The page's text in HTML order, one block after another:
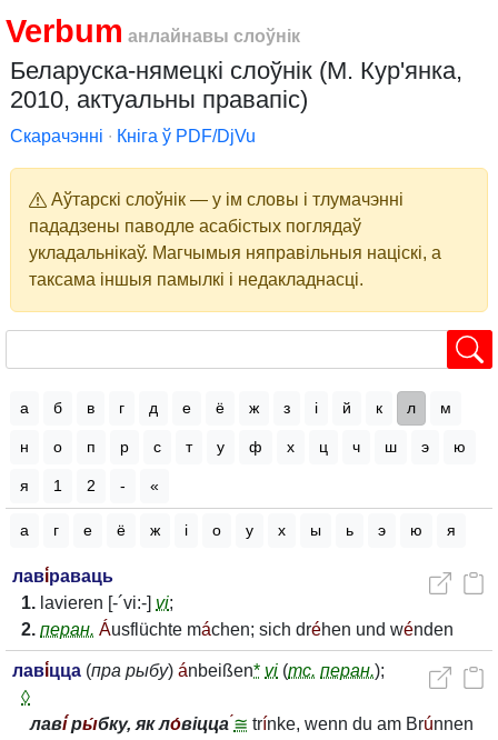
Verbum анлайнавы слоўнік
Беларуска-нямецкі слоўнік (М. Кур'янка,
2010, актуальны правапіс)
Скарачэнні ∙ Кніга ў PDF/DjVu
Аўтарскі слоўнік — у ім словы і тлумачэнні
пададзены паводле асабістых поглядаў
укладальнікаў. Магчымыя няправільныя націскі, а
таксама іншыя памылкі і недакладнасці.
а б в г д е ё ж з і й к л м
н о п р с т у ф х ц ч ш э ю
я 1 2 - «
а г е ё ж і о у х ы ь э ю я
лаві́раваць
1. lavieren [-´vi:-] vi;
2. перан. Áusflüchte máchen; sich dréhen und wénden
лаві́цца (пра рыбу) ánbeißen* vi (тс. перан.);
◊
лаві́ры́бку, як ло́віцца ≅ trínke, wenn du am Brúnnen